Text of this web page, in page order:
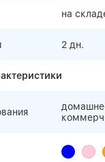
на
2 дн.